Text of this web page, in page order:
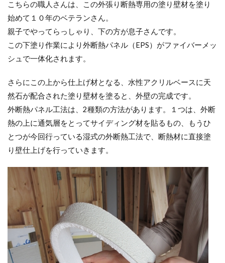
こちらの職人さんは、この外張り断熱専用の塗り壁材を塗り
始めて１０年のベテランさん。
親子でやってらっしゃり、下の方が息子さんです。
この下塗り作業により外断熱パネル（EPS）がファイバーメッ
シュで一体化されます。
さらにこの上から仕上げ材となる、水性アクリルベースに天
然石が配合された塗り壁材を塗ると、外壁の完成です。
外断熱パネル工法は、2種類の方法があります。１つは、外断
熱の上に通気層をとってサイディング材を貼るもの、もうひ
とつが今回行っている湿式の外断熱工法で、断熱材に直接塗
り壁仕上げを行っていきます。